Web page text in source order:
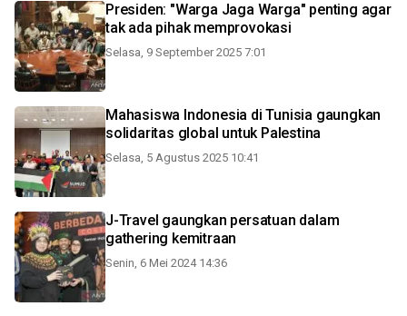
Presiden: "Warga Jaga Warga" penting agar
tak ada pihak memprovokasi
Selasa, 9 September 2025 7:01
Mahasiswa Indonesia di Tunisia gaungkan
solidaritas global untuk Palestina
Selasa, 5 Agustus 2025 10:41
J-Travel gaungkan persatuan dalam
gathering kemitraan
Senin, 6 Mei 2024 14:36